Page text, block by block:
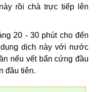
rồi chà trực tiếp lên
20 - 30 phút cho đến
dịch này với nước
nếu vết bẩn cứng đầu
đầu tiên.